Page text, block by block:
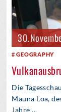
30.
GEOGRAPHY
Die
Mauna Loa,
Jahre ...